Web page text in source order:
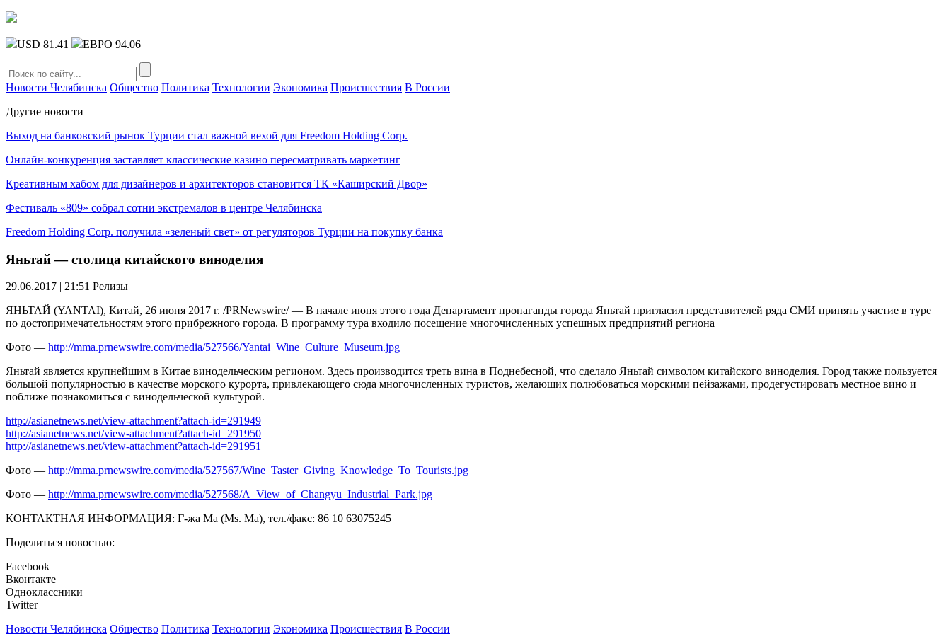
USD 81.41 ЕВРО 94.06
Новости Челябинска Общество Политика Технологии Экономика Происшествия В России
Другие новости
Выход на банковский рынок Турции стал важной вехой для Freedom Holding Corp.
Онлайн-конкуренция заставляет классические казино пересматривать маркетинг
Креативным хабом для дизайнеров и архитекторов становится ТК «Каширский Двор»
Фестиваль «809» собрал сотни экстремалов в центре Челябинска
Freedom Holding Corp. получила «зеленый свет» от регуляторов Турции на покупку банка
Яньтай — столица китайского виноделия
29.06.2017 | 21:51 Релизы
ЯНЬТАЙ (YANTAI), Китай, 26 июня 2017 г. /PRNewswire/ — В начале июня этого года Департамент пропаганды города Яньтай пригласил представителей ряда СМИ принять участие в туре
по достопримечательностям этого прибрежного города. В программу тура входило посещение многочисленных успешных предприятий региона
Фото — http://mma.prnewswire.com/media/527566/Yantai_Wine_Culture_Museum.jpg
Яньтай является крупнейшим в Китае винодельческим регионом. Здесь производится треть вина в Поднебесной, что сделало Яньтай символом китайского виноделия. Город также пользуется
большой популярностью в качестве морского курорта, привлекающего сюда многочисленных туристов, желающих полюбоваться морскими пейзажами, продегустировать местное вино и
поближе познакомиться с винодельческой культурой.
http://asianetnews.net/view-attachment?attach-id=291949
http://asianetnews.net/view-attachment?attach-id=291950
http://asianetnews.net/view-attachment?attach-id=291951
Фото — http://mma.prnewswire.com/media/527567/Wine_Taster_Giving_Knowledge_To_Tourists.jpg
Фото — http://mma.prnewswire.com/media/527568/A_View_of_Changyu_Industrial_Park.jpg
КОНТАКТНАЯ ИНФОРМАЦИЯ: Г-жа Ма (Ms. Ma), тел./факс: 86 10 63075245
Поделиться новостью:
Facebook
Вконтакте
Одноклассники
Twitter
Новости Челябинска Общество Политика Технологии Экономика Происшествия В России